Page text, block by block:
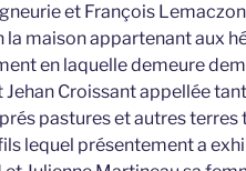
et François
la maison appartenant aux
en laquelle demeure
Croissant appellée
pastures et autres terres
lequel présentement a